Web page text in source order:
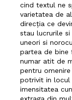
cind textul ne
varietatea de
direcția ce
stau lucrurile si
uneori si
partea de bine
numar atit de
pentru
potrivit in
imensitatea
extraga din